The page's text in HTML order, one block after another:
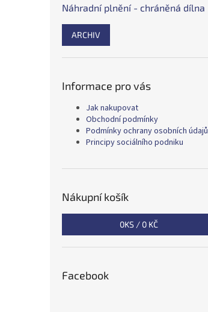
Náhradní plnění - chráněná dílna
ARCHIV
Informace pro vás
Jak nakupovat
Obchodní podmínky
Podmínky ochrany osobních údajů
Principy sociálního podniku
Nákupní košík
0KS / 0 KČ
Facebook